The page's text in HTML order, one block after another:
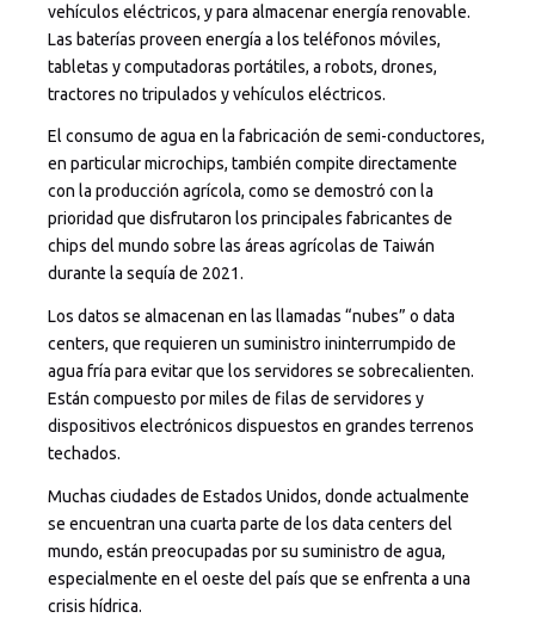
vehículos eléctricos, y para almacenar energía renovable.
Las baterías proveen energía a los teléfonos móviles,
tabletas y computadoras portátiles, a robots, drones,
tractores no tripulados y vehículos eléctricos.
El consumo de agua en la fabricación de semi-conductores,
en particular microchips, también compite directamente
con la producción agrícola, como se demostró con la
prioridad que disfrutaron los principales fabricantes de
chips del mundo sobre las áreas agrícolas de Taiwán
durante la sequía de 2021.
Los datos se almacenan en las llamadas “nubes” o data
centers, que requieren un suministro ininterrumpido de
agua fría para evitar que los servidores se sobrecalienten.
Están compuesto por miles de filas de servidores y
dispositivos electrónicos dispuestos en grandes terrenos
techados.
Muchas ciudades de Estados Unidos, donde actualmente
se encuentran una cuarta parte de los data centers del
mundo, están preocupadas por su suministro de agua,
especialmente en el oeste del país que se enfrenta a una
crisis hídrica.